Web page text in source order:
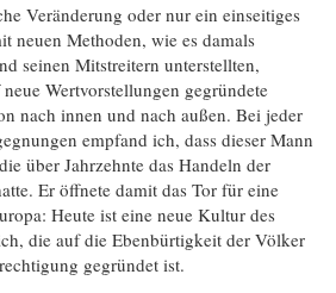
Veränderung oder nur ein einseitiges
neuen Methoden, wie es damals
seinen Mitstreitern unterstellten,
Wertvorstellungen gegründete
nach innen und nach außen. Bei jeder
empfand ich, dass dieser Mann
über Jahrzehnte das Handeln der
Er öffnete damit das Tor für eine
Heute ist eine neue Kultur des
die auf die Ebenbürtigkeit der Völker
gegründet ist.